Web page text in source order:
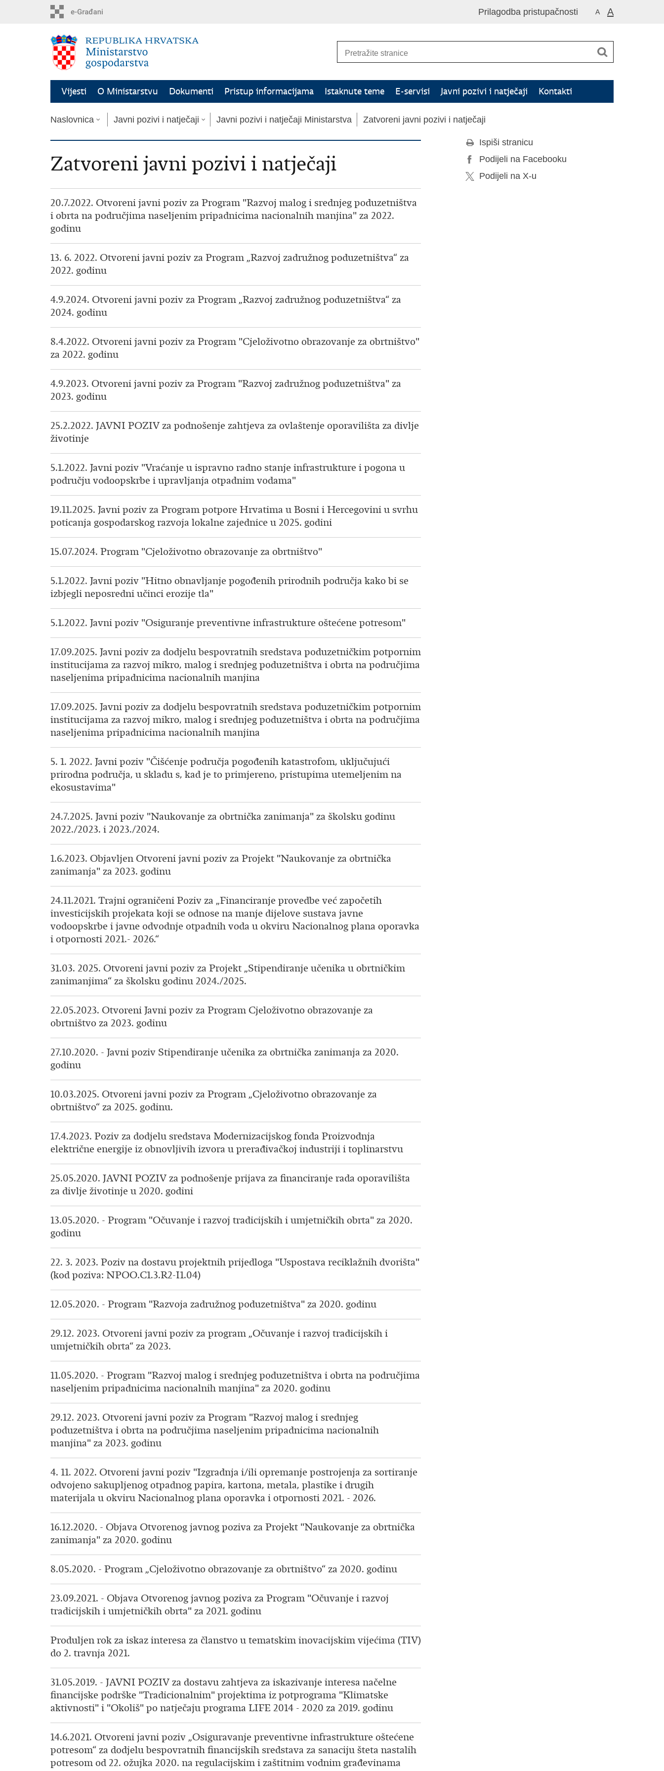
A A
Prilagodba pristupačnosti
Vijesti O Ministarstvu Dokumenti Pristup informacijama Istaknute teme E-servisi Javni pozivi i natječaji Kontakti
Naslovnica Javni pozivi i natječaji Javni pozivi i natječaji Ministarstva Zatvoreni javni pozivi i natječaji
Zatvoreni javni pozivi i natječaji
20.7.2022. Otvoreni javni poziv za Program "Razvoj malog i srednjeg poduzetništva
i obrta na područjima naseljenim pripadnicima nacionalnih manjina" za 2022.
godinu
13. 6. 2022. Otvoreni javni poziv za Program „Razvoj zadružnog poduzetništva“ za
2022. godinu
4.9.2024. Otvoreni javni poziv za Program „Razvoj zadružnog poduzetništva“ za
2024. godinu
8.4.2022. Otvoreni javni poziv za Program "Cjeloživotno obrazovanje za obrtništvo"
za 2022. godinu
4.9.2023. Otvoreni javni poziv za Program "Razvoj zadružnog poduzetništva" za
2023. godinu
25.2.2022. JAVNI POZIV za podnošenje zahtjeva za ovlaštenje oporavilišta za divlje
životinje
5.1.2022. Javni poziv "Vraćanje u ispravno radno stanje infrastrukture i pogona u
području vodoopskrbe i upravljanja otpadnim vodama"
19.11.2025. Javni poziv za Program potpore Hrvatima u Bosni i Hercegovini u svrhu
poticanja gospodarskog razvoja lokalne zajednice u 2025. godini
15.07.2024. Program "Cjeloživotno obrazovanje za obrtništvo"
5.1.2022. Javni poziv "Hitno obnavljanje pogođenih prirodnih područja kako bi se
izbjegli neposredni učinci erozije tla"
5.1.2022. Javni poziv "Osiguranje preventivne infrastrukture oštećene potresom"
17.09.2025. Javni poziv za dodjelu bespovratnih sredstava poduzetničkim potpornim
institucijama za razvoj mikro, malog i srednjeg poduzetništva i obrta na područjima
naseljenima pripadnicima nacionalnih manjina
17.09.2025. Javni poziv za dodjelu bespovratnih sredstava poduzetničkim potpornim
institucijama za razvoj mikro, malog i srednjeg poduzetništva i obrta na područjima
naseljenima pripadnicima nacionalnih manjina
5. 1. 2022. Javni poziv "Čišćenje područja pogođenih katastrofom, uključujući
prirodna područja, u skladu s, kad je to primjereno, pristupima utemeljenim na
ekosustavima"
24.7.2025. Javni poziv "Naukovanje za obrtnička zanimanja" za školsku godinu
2022./2023. i 2023./2024.
1.6.2023. Objavljen Otvoreni javni poziv za Projekt "Naukovanje za obrtnička
zanimanja" za 2023. godinu
24.11.2021. Trajni ograničeni Poziv za „Financiranje provedbe već započetih
investicijskih projekata koji se odnose na manje dijelove sustava javne
vodoopskrbe i javne odvodnje otpadnih voda u okviru Nacionalnog plana oporavka
i otpornosti 2021.- 2026.“
31.03. 2025. Otvoreni javni poziv za Projekt „Stipendiranje učenika u obrtničkim
zanimanjima“ za školsku godinu 2024./2025.
22.05.2023. Otvoreni Javni poziv za Program Cjeloživotno obrazovanje za
obrtništvo za 2023. godinu
27.10.2020. - Javni poziv Stipendiranje učenika za obrtnička zanimanja za 2020.
godinu
10.03.2025. Otvoreni javni poziv za Program „Cjeloživotno obrazovanje za
obrtništvo“ za 2025. godinu.
17.4.2023. Poziv za dodjelu sredstava Modernizacijskog fonda Proizvodnja
električne energije iz obnovljivih izvora u prerađivačkoj industriji i toplinarstvu
25.05.2020. JAVNI POZIV za podnošenje prijava za financiranje rada oporavilišta
za divlje životinje u 2020. godini
13.05.2020. - Program "Očuvanje i razvoj tradicijskih i umjetničkih obrta" za 2020.
godinu
22. 3. 2023. Poziv na dostavu projektnih prijedloga "Uspostava reciklažnih dvorišta"
(kod poziva: NPOO.C1.3.R2-I1.04)
12.05.2020. - Program "Razvoja zadružnog poduzetništva" za 2020. godinu
29.12. 2023. Otvoreni javni poziv za program „Očuvanje i razvoj tradicijskih i
umjetničkih obrta“ za 2023.
11.05.2020. - Program "Razvoj malog i srednjeg poduzetništva i obrta na područjima
naseljenim pripadnicima nacionalnih manjina" za 2020. godinu
29.12. 2023. Otvoreni javni poziv za Program "Razvoj malog i srednjeg
poduzetništva i obrta na područjima naseljenim pripadnicima nacionalnih
manjina" za 2023. godinu
4. 11. 2022. Otvoreni javni poziv "Izgradnja i/ili opremanje postrojenja za sortiranje
odvojeno sakupljenog otpadnog papira, kartona, metala, plastike i drugih
materijala u okviru Nacionalnog plana oporavka i otpornosti 2021. - 2026.
16.12.2020. - Objava Otvorenog javnog poziva za Projekt "Naukovanje za obrtnička
zanimanja" za 2020. godinu
8.05.2020. - Program „Cjeloživotno obrazovanje za obrtništvo“ za 2020. godinu
23.09.2021. - Objava Otvorenog javnog poziva za Program "Očuvanje i razvoj
tradicijskih i umjetničkih obrta" za 2021. godinu
Produljen rok za iskaz interesa za članstvo u tematskim inovacijskim vijećima (TIV)
do 2. travnja 2021.
31.05.2019. - JAVNI POZIV za dostavu zahtjeva za iskazivanje interesa načelne
financijske podrške "Tradicionalnim" projektima iz potprograma "Klimatske
aktivnosti" i "Okoliš" po natječaju programa LIFE 2014 - 2020 za 2019. godinu
14.6.2021. Otvoreni javni poziv „Osiguravanje preventivne infrastrukture oštećene
potresom“ za dodjelu bespovratnih financijskih sredstava za sanaciju šteta nastalih
potresom od 22. ožujka 2020. na regulacijskim i zaštitnim vodnim građevinama
Ispiši stranicu
Podijeli na Facebooku
Podijeli na X-u